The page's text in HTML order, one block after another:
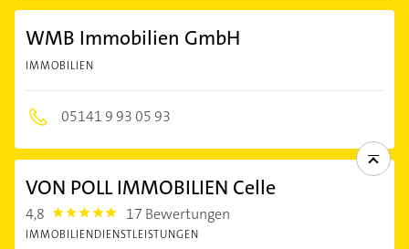
WMB Immobilien GmbH
IMMOBILIEN
05141 9 93 05 93
VON POLL IMMOBILIEN Celle
4,8 4.8 17 Bewertungen
IMMOBILIENDIENSTLEISTUNGEN